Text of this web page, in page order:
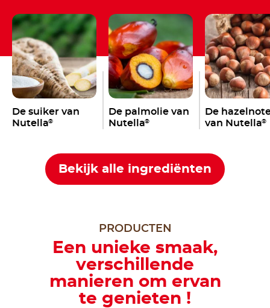
De suiker van
Nutella®
De palmolie van
Nutella®
De
van Nutella®
Bekijk alle ingrediënten
PRODUCTEN
Een unieke smaak,
verschillende
manieren om ervan
te genieten !